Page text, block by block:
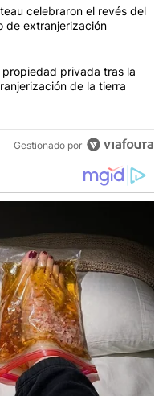
más comentarios en los
"Grabois, Moreau y
celebraron el revés del
de extranjerización
"Qué queda de la ley de
privada tras la
de la tierra
Gestionado por